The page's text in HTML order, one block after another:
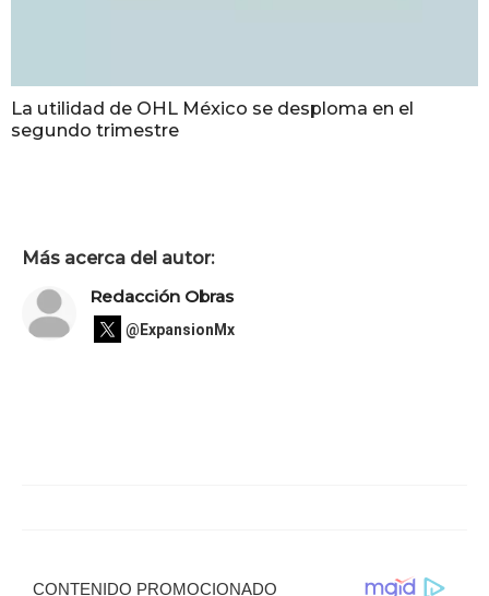
La utilidad de OHL México se desploma en el
segundo trimestre
Más acerca del autor:
Redacción Obras
@ExpansionMx